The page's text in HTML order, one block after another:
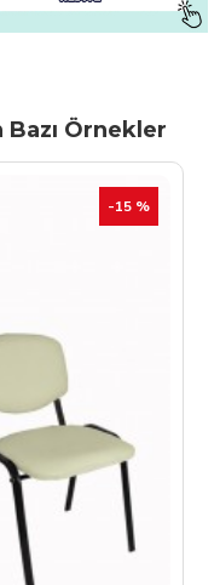
Örnekler
TÜKENIYOR